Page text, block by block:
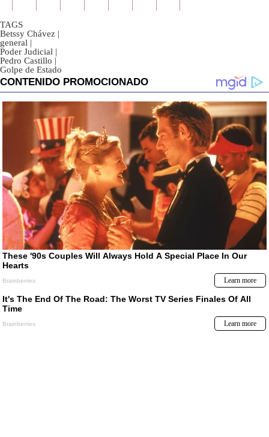
TAGS
Betssy Chávez |
general |
Poder Judicial |
Pedro Castillo |
Golpe de Estado